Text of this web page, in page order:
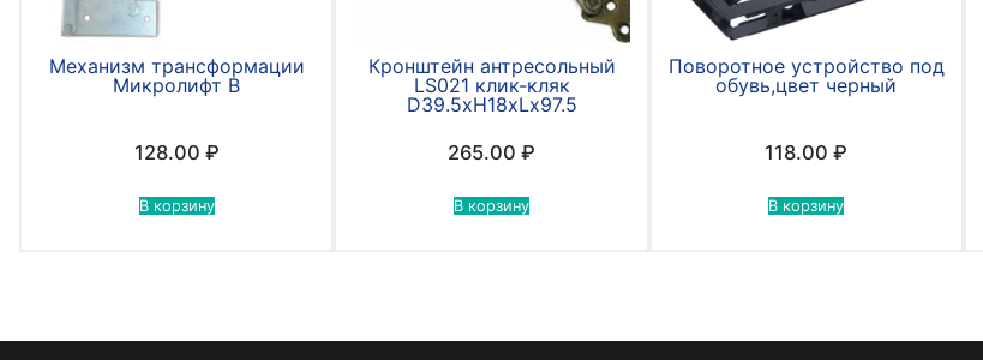
Механизм трансформации
Микролифт В
128.00 ₽
В корзину
Кронштейн антресольный
LS021 клик-кляк
D39.5хН18хLх97.5
265.00₽
В корзину
Поворотное устройство под
обувь,цвет черный
118.00₽
В корзину